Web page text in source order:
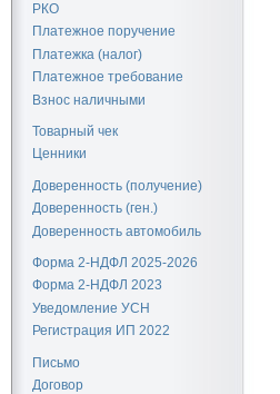
РКО
Платежное поручение
Платежка (налог)
Платежное требование
Взнос наличными
Товарный чек
Ценники
Доверенность (получение)
Доверенность (ген.)
Доверенность автомобиль
Форма 2-НДФЛ 2025-2026
Форма 2-НДФЛ 2023
Уведомление УСН
Регистрация ИП 2022
Письмо
Договор